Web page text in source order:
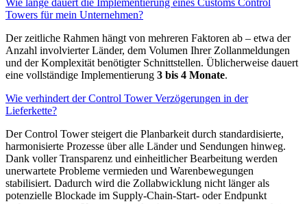
Wie lange dauert die Implementierung eines Customs Control
Towers für mein Unternehmen?
Der zeitliche Rahmen hängt von mehreren Faktoren ab – etwa der
Anzahl involvierter Länder, dem Volumen Ihrer Zollanmeldungen
und der Komplexität benötigter Schnittstellen. Üblicherweise dauert
eine vollständige Implementierung 3 bis 4 Monate.
Wie verhindert der Control Tower Verzögerungen in der
Lieferkette?
Der Control Tower steigert die Planbarkeit durch standardisierte,
harmonisierte Prozesse über alle Länder und Sendungen hinweg.
Dank voller Transparenz und einheitlicher Bearbeitung werden
unerwartete Probleme vermieden und Warenbewegungen
stabilisiert. Dadurch wird die Zollabwicklung nicht länger als
potenzielle Blockade im Supply-Chain-Start- oder Endpunkt